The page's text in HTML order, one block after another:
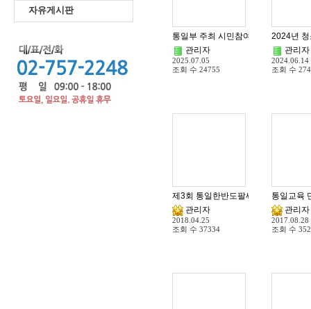
자유게시판
통일부 주최 시민참여 문화행사 - 연
관리자
2025.07.05
조회 수 24755
2024년
관리자
2024.06.14
조회 수
제3회 통일한반도팔씨름신인왕대회
관리자
2018.04.25
조회 수 37334
통일교육
관리자
2017.08.28
조회 수